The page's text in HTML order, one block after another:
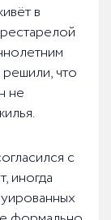
в
что
не
с
иногда